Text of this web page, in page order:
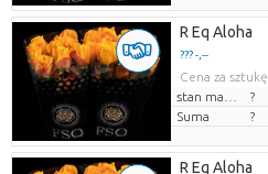
R Eq Aloha
??? -,--
Cena za sztukę
?
Suma
?
R Eq Aloha